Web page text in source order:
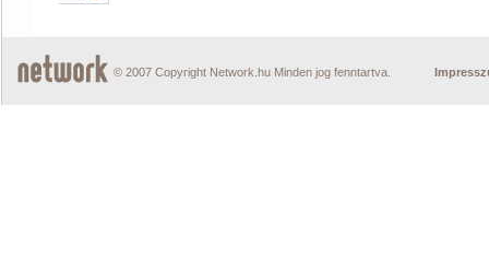
© 2007 Copyright Network.hu Minden jog fenntartva.